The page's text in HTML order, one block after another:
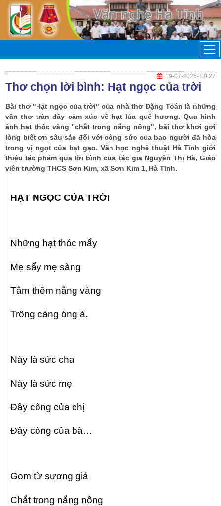
19-07-2026- 00:27
Thơ chọn lời bình: Hạt ngọc của trời
Bài thơ "Hạt ngọc của trời" của nhà thơ Đặng Toán là những
vần thơ tràn đầy cảm xúc về hạt lúa quê hương. Qua hình
ảnh hạt thóc vàng "chắt trong nắng nồng", bài thơ khơi gợi
lòng biết ơn sâu sắc đối với công sức của bao người đã hòa
trong vị ngọt của hạt gạo. Văn học nghệ thuật Hà Tĩnh giới
thiệu tác phẩm qua lời bình của tác giả Nguyễn Thị Hà, Giáo
viên trường THCS Sơn Kim, xã Sơn Kim 1, Hà Tĩnh.
HẠT NGỌC CỦA TRỜI
Những hạt thóc mẩy
Mẹ sẩy mẹ sàng
Tắm thêm nắng vàng
Trông càng óng ả.
Này là sức cha
Này là sức mẹ
Đây công của chị
Đây công của bà…
Gom từ sương giá
Chắt trong nắng nồng